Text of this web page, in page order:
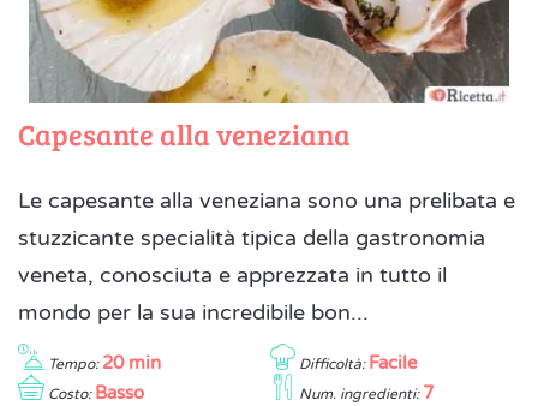
Capesante alla veneziana
Le capesante alla veneziana sono una prelibata e
stuzzicante specialità tipica della gastronomia
veneta, conosciuta e apprezzata in tutto il
mondo per la sua incredibile bon...
Tempo: 20 min Difficoltà: Facile
Costo: Basso Num. ingredienti: 7